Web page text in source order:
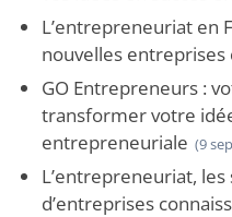
L’entrepreneuriat en
nouvelles entreprises
GO Entrepreneurs :
transformer votre
entrepreneuriale (9
L’entrepreneuriat,
d’entreprises